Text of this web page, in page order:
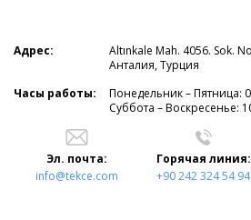
Адрес:
Altınkale Mah. 4056. Sok.
Анталия, Турция
Часы работы:
Понедельник – Пятница:
Суббота – Воскресенье:
Эл. почта:
info@tekce.com
Горячая линия:
+90 242 324 54 94